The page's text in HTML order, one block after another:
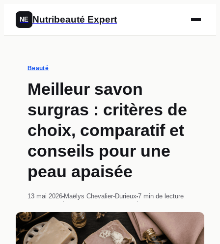
NE Nutribeauté Expert
Beauté
Meilleur savon
surgras : critères de
choix, comparatif et
conseils pour une
peau apaisée
13 mai 2026
·
Maëlys Chevalier-Durieux
·
7 min de lecture